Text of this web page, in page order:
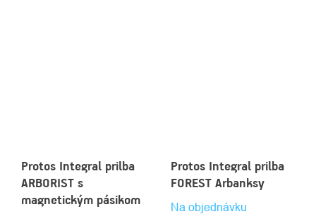
Protos Integral prilba
ARBORIST s
magnetickým pásikom
Protos Integral prilba
FOREST Arbanksy
Na objednávku